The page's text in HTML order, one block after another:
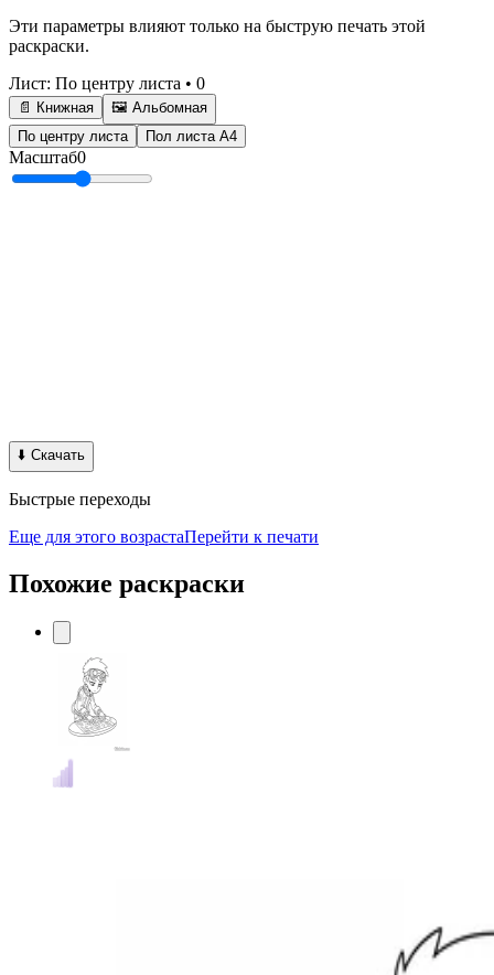
Эти параметры влияют только на быструю печать этой
раскраски.
Лист: По центру листа • 0
📄 Книжная
🖼️ Альбомная
По центру листа
Пол листа А4
Масштаб0
⬇️ Скачать
Быстрые переходы
Еще для этого возрастаПерейти к печати
Похожие раскраски